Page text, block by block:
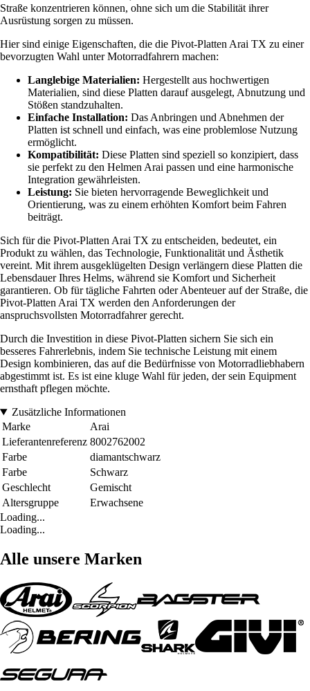
Straße konzentrieren können, ohne sich um die Stabilität ihrer
Ausrüstung sorgen zu müssen.
Hier sind einige Eigenschaften, die die Pivot-Platten Arai TX zu einer
bevorzugten Wahl unter Motorradfahrern machen:
Langlebige Materialien: Hergestellt aus hochwertigen
Materialien, sind diese Platten darauf ausgelegt, Abnutzung und
Stößen standzuhalten.
Einfache Installation: Das Anbringen und Abnehmen der
Platten ist schnell und einfach, was eine problemlose Nutzung
ermöglicht.
Kompatibilität: Diese Platten sind speziell so konzipiert, dass
sie perfekt zu den Helmen Arai passen und eine harmonische
Integration gewährleisten.
Leistung: Sie bieten hervorragende Beweglichkeit und
Orientierung, was zu einem erhöhten Komfort beim Fahren
beiträgt.
Sich für die Pivot-Platten Arai TX zu entscheiden, bedeutet, ein
Produkt zu wählen, das Technologie, Funktionalität und Ästhetik
vereint. Mit ihrem ausgeklügelten Design verlängern diese Platten die
Lebensdauer Ihres Helms, während sie Komfort und Sicherheit
garantieren. Ob für tägliche Fahrten oder Abenteuer auf der Straße, die
Pivot-Platten Arai TX werden den Anforderungen der
anspruchsvollsten Motorradfahrer gerecht.
Durch die Investition in diese Pivot-Platten sichern Sie sich ein
besseres Fahrerlebnis, indem Sie technische Leistung mit einem
Design kombinieren, das auf die Bedürfnisse von Motorradliebhabern
abgestimmt ist. Es ist eine kluge Wahl für jeden, der sein Equipment
ernsthaft pflegen möchte.
Zusätzliche Informationen
Marke
Arai
Lieferantenreferenz 8002762002
Farbe
diamantschwarz
Farbe
Schwarz
Geschlecht
Gemischt
Altersgruppe
Erwachsene
Loading...
Loading...
Alle unsere Marken